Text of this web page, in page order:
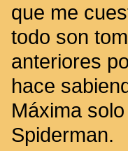
que me
todo son
anteriores
hace
Máxima
Spiderman.